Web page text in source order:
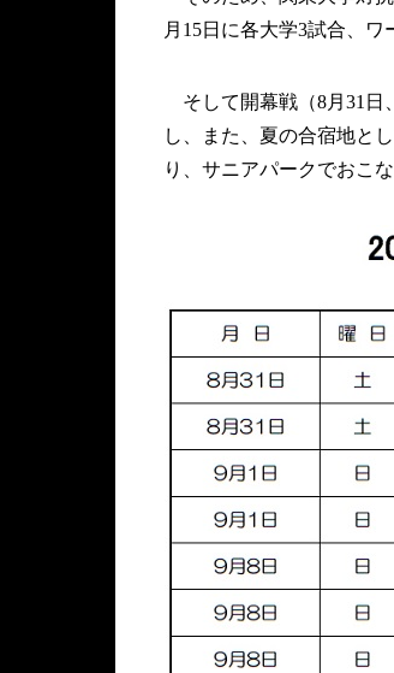
月15日に各大学3試合、ワ
そして開幕戦（8月31日
し、また、夏の合宿地と
り、サニアパークでおこ